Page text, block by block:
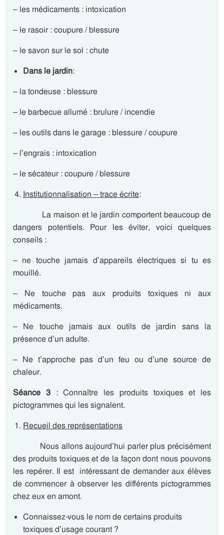
– les médicaments : intoxication
– le rasoir : coupure / blessure
– le savon sur le sol : chute
Dans le jardin:
– la tondeuse : blessure
– le barbecue allumé : brulure / incendie
– les outils dans le garage : blessure / coupure
– l’engrais : intoxication
– le sécateur : coupure / blessure
Institutionnalisation – trace écrite:
La maison et le jardin comportent beaucoup de
dangers potentiels. Pour les éviter, voici quelques
conseils :
– ne touche jamais d’appareils électriques si tu es
mouillé.
– Ne touche pas aux produits toxiques ni aux
médicaments.
– Ne touche jamais aux outils de jardin sans la
présence d’un adulte.
– Ne t’approche pas d’un feu ou d’une source de
chaleur.
Séance 3: Connaître les produits toxiques et les
pictogrammes qui les signalent.
Recueil des représentations
Nous allons aujourd’hui parler plus précisément
des produits toxiques et de la façon dont nous pouvons
les repérer. Il est intéressant de demander aux élèves
de commencer à observer les différents pictogrammes
chez eux en amont.
Connaissez-vous le nom de certains produits
toxiques d’usage courant ?